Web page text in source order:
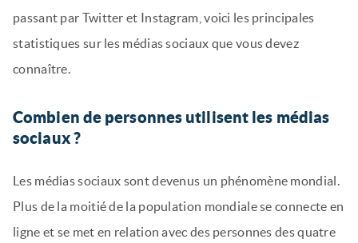
passant par Twitter et Instagram, voici les principales
statistiques sur les médias sociaux que vous devez
connaître.
Combien de personnes utilisent les médias
sociaux ?
Les médias sociaux sont devenus un phénomène mondial.
Plus de la moitié de la population mondiale se connecte en
ligne et se met en relation avec des personnes des quatre